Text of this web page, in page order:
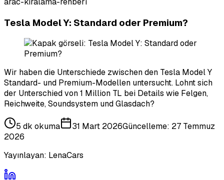
Tesla Model Y: Standard oder Premium?
Wir haben die Unterschiede zwischen den Tesla Model Y
Standard- und Premium-Modellen untersucht. Lohnt sich
der Unterschied von 1 Million TL bei Details wie Felgen,
Reichweite, Soundsystem und Glasdach?
5 dk okuma 31 Mart 2026Güncelleme: 27 Temmuz
2026
Yayınlayan: LenaCars